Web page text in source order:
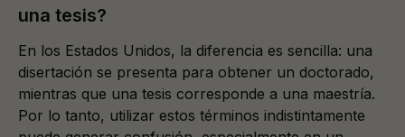
una tesis?
En los Estados Unidos, la diferencia es sencilla: una
disertación se presenta para obtener un doctorado,
mientras que una tesis corresponde a una maestría.
Por lo tanto, utilizar estos términos indistintamente